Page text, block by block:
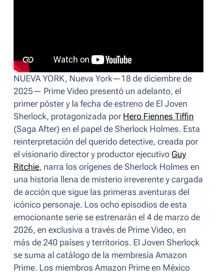
NUEVA YORK, Nueva York—18 de diciembre de
2025— Prime Video presentó un adelanto, el
primer póster y la fecha de estreno de El Joven
Sherlock, protagonizada por Hero Fiennes Tiffin
(Saga After) en el papel de Sherlock Holmes. Esta
reinterpretación del querido detective, creada por
el visionario director y productor ejecutivo Guy
Ritchie, narra los orígenes de Sherlock Holmes en
una historia llena de misterio irreverente y cargada
de acción que sigue las primeras aventuras del
icónico personaje. Los ocho episodios de esta
emocionante serie se estrenarán el 4 de marzo de
2026, en exclusiva a través de Prime Video, en
más de 240 países y territorios. El Joven Sherlock
se suma al catálogo de la membresía Amazon
Prime. Los miembros Amazon Prime en México